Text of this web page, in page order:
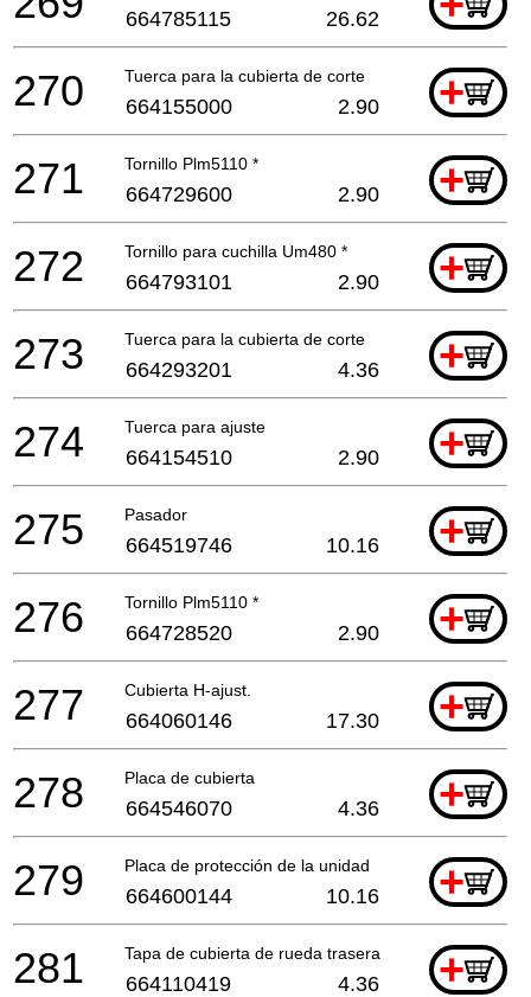
664785115 26.62
Tuerca para la cubierta de corte +
270 664155000 2.90
Tornillo Plm5110 * +
271 664729600 2.90
Tornillo para cuchilla Um480 * +
272 664793101 2.90
Tuerca para la cubierta de corte +
273 664293201 4.36
Tuerca para ajuste +
274 664154510 2.90
Pasador +
275 664519746 10.16
Tornillo Plm5110 * +
276 664728520 2.90
Cubierta H-ajust. +
277 664060146 17.30
Placa de cubierta +
278 664546070 4.36
Placa de protección de la unidad +
279 664600144 10.16
Tapa de cubierta de rueda trasera +
281 664110419 4.36